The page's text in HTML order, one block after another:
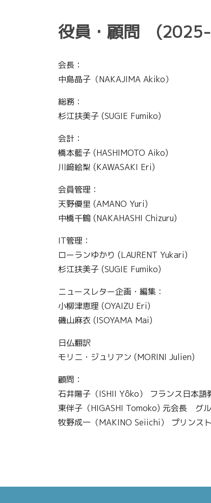
役員・顧問
会長：
中島晶子（NAKAJIMA Akiko）
総務：
杉江扶美子 (SUGIE Fumiko)
会計：
橋本藍子 (HASHIMOTO Aiko)
川﨑絵梨 (KAWASAKI Eri)
会員管理：
天野優里 (AMANO Yuri)
中橋千鶴 (NAKAHASHI Chizuru)
IT管理：
ローランゆかり (LAURENT Yukari)
杉江扶美子 (SUGIE Fumiko)
ニュースレター企画・編集：
小柳津恵理 (OYAIZU Eri)
磯山麻衣 (ISOYAMA Mai)
日仏翻訳
モリニ・ジュリアン (MORINI Julien)
顧問：
石井陽子（ISHII Yôko） フランス日本語
東伴子（HIGASHI Tomoko) 元会長 グ
牧野成一（MAKINO Seiichi） プリンス